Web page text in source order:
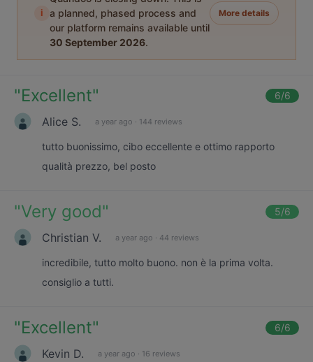
i
a planned, phased process and
our platform remains available until
30 September 2026.
More details
"Excellent" 6/6
Alice S. a year ago · 144 reviews
tutto buonissimo, cibo eccellente e ottimo rapporto
qualità prezzo, bel posto
"Very good" 5/6
Christian V. a year ago · 44 reviews
incredibile, tutto molto buono. non è la prima volta.
consiglio a tutti.
"Excellent" 6/6
Kevin D. a year ago · 16 reviews